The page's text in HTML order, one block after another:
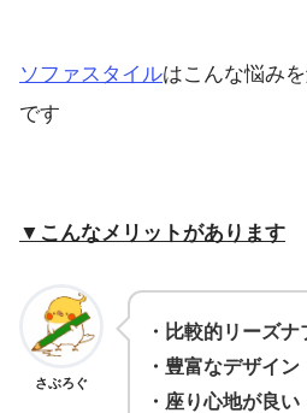
ソファスタイルはこんな悩み
です
▼こんなメリットがあります
さぶろぐ
・比較的リーズナ
・豊富なデザイン
・座り心地が良い